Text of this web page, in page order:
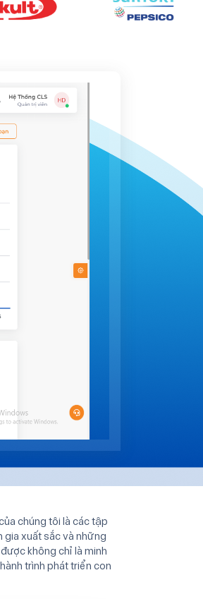
chúng tôi là các tập
gia xuất sắc và những
không chỉ là minh
trình phát triển con